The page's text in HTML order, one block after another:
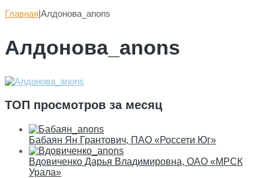
Главная|Алдонова_anons
Алдонова_anons
ТОП просмотров за месяц
Бабаян Ян Грантович, ПАО «Россети Юг»
Вдовиченко Дарья Владимировна, ОАО «МРСК
Урала»